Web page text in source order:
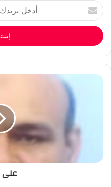
أدخل
بريدك
الإلكتروني